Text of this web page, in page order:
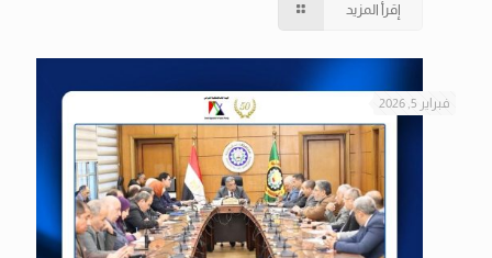
إقرأ المزيد
فبراير 5, 2026